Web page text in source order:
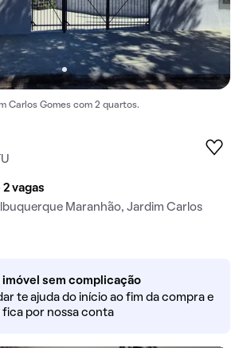
Carlos Gomes com 2 quartos.
2 vagas
Maranhão, Jardim Carlos
sem complicação
te ajuda do início ao fim da compra e
por nossa conta